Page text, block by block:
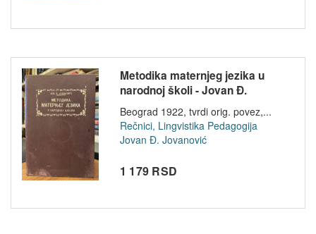
Metodika maternjeg jezika u
narodnoj školi - Jovan Đ.
Jovano...
Beograd 1922, tvrdi orig. povez,...
Rečnici, Lingvistika Pedagogija
Jovan Đ. Jovanović
1 179 RSD